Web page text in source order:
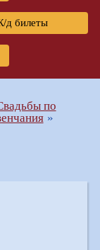
д билеты
по